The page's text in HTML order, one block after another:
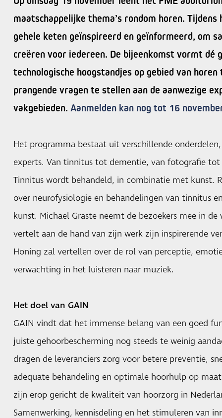
maatschappelijke thema’s rondom horen.
gehele keten geïnspireerd en geïnformeerd, om
creëren voor iedereen. De bijeenkomst vormt dé
technologische hoogstandjes op gebied van
prangende vragen te stellen aan de aanwezige
vakgebieden. Aanmelden kan nog tot 16
Het programma bestaat uit verschillende
experts. Van tinnitus tot dementie, van fotografie
Tinnitus wordt behandeld, in combinatie met kunst.
over neurofysiologie en behandelingen van tinnitus
kunst. Michael Graste neemt de bezoekers mee in
vertelt aan de hand van zijn werk zijn inspirerende
Honing zal vertellen over de rol van perceptie,
verwachting in het luisteren naar muziek.
Het doel van GAIN
GAIN vindt dat het immense belang van een goed
juiste gehoorbescherming nog steeds te weinig
dragen de leveranciers zorg voor betere preventie,
adequate behandeling en optimale hoorhulp op
zijn erop gericht de kwaliteit van hoorzorg in
Samenwerking, kennisdeling en het stimuleren van